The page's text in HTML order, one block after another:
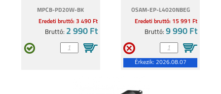
MPCB-PD20W-BK
Eredeti bruttó: 3 490 Ft
Bruttó: 2 990 Ft
OSAM-EP-L4020NBEG
Eredeti bruttó: 15 991 Ft
Bruttó:9 990 Ft
Érkezik: 2026.08.07